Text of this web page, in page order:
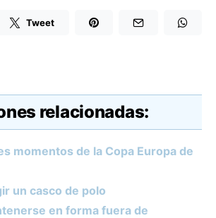
Tweet
relacionadas:
momentos de la Copa Europa de
un casco de polo
en forma fuera de